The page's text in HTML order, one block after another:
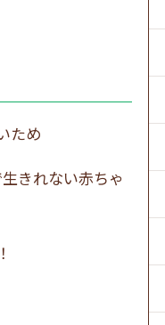
ため
きれない赤ちゃ